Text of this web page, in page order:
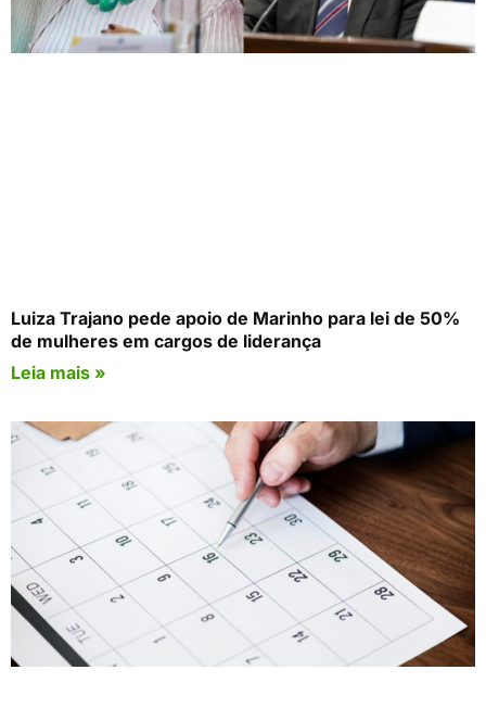
Luiza Trajano pede apoio de Marinho para lei de 50%
de mulheres em cargos de liderança
Leia mais »